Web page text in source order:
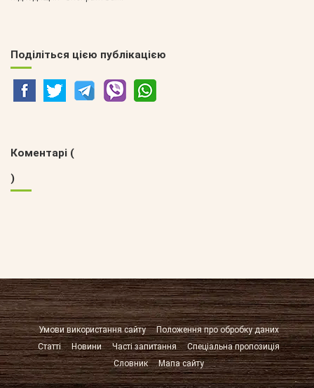
Поділіться цією публікацією
Коментарі (
)
Умови використання сайту
Положення про обробку даних
Статті
Новини Часті запитання
Спеціальна пропозиція
Словник
Мапа сайту